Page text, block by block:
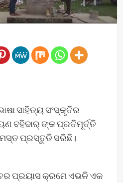
ସାହିତ୍ୟ ସଂସ୍କୃତିର
ବହିଦାର୍ ଙ୍କ ପ୍ରତିମୂର୍ତ୍ତି
ପ୍ରସ୍ତୁତି ସରିଛି।
ପ୍ରୟାସ କ୍ରମେ ଏଭଳି ଏକ